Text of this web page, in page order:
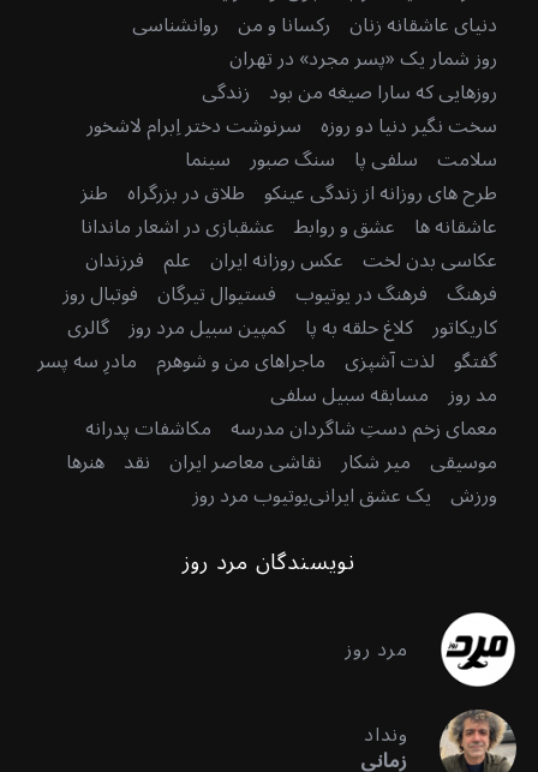
دنیای عاشقانه زنان رکسانا و من روانشناسی
روز شمار یک «پسر مجرد» در تهران
روزهایی که سارا صیغه من بود زندگی
سخت نگیر دنیا دو روزه سرنوشت دختر اِبرام لاشخور
سلامت سلفی پا سنگ صبور سینما
طرح های روزانه از زندگی عینکو طلاق در بزرگراه طنز
عاشقانه ها عشق و روابط عشقبازی در اشعار ماندانا
عکاسی بدن لخت عکس روزانه ایران علم فرزندان
فرهنگ فرهنگ در یوتیوب فستیوال تیرگان فوتبال روز
کاریکاتور کلاغ حلقه به پا کمپین سبیل مرد روز گالری
گفتگو لذت آشپزی ماجراهای من و شوهرم مادرِ سه پسر
مد روز مسابقه سبیل سلفی
معمای زخم دستِ شاگردان مدرسه مکاشفات پدرانه
موسیقی میر شکار نقاشی معاصر ایران نقد هنرها
ورزش یک عشق ایرانییوتیوب مرد روز
نویسندگان مرد روز
مرد روز
ونداد
زمانی